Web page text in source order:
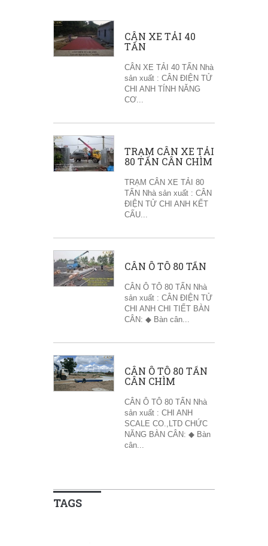
CÂN XE TẢI 40
TẤN
CÂN XE TẢI 40 TẤN Nhà
sản xuất : CÂN ĐIỆN TỬ
CHI ANH TÍNH NĂNG
CƠ...
TRẠM CÂN XE TẢI
80 TẤN CÂN CHÌM
TRẠM CÂN XE TẢI 80
TẤN Nhà sản xuất : CÂN
ĐIỆN TỬ CHI ANH KẾT
CẤU...
CÂN Ô TÔ 80 TẤN
CÂN Ô TÔ 80 TẤN Nhà
sản xuất : CÂN ĐIỆN TỬ
CHI ANH CHI TIẾT BÀN
CÂN: ◆ Bàn cân...
CÂN Ô TÔ 80 TẤN
CÂN CHÌM
CÂN Ô TÔ 80 TẤN Nhà
sản xuất : CHI ANH
SCALE CO.,LTD CHỨC
NĂNG BÀN CÂN: ◆ Bàn
cân...
TAGS